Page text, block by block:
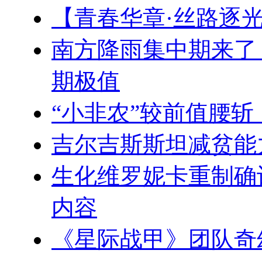
【青春华章·丝路逐
南方降雨集中期来
期极值
“小非农”较前值腰
吉尔吉斯斯坦减贫
生化维罗妮卡重制
内容
《星际战甲》团队